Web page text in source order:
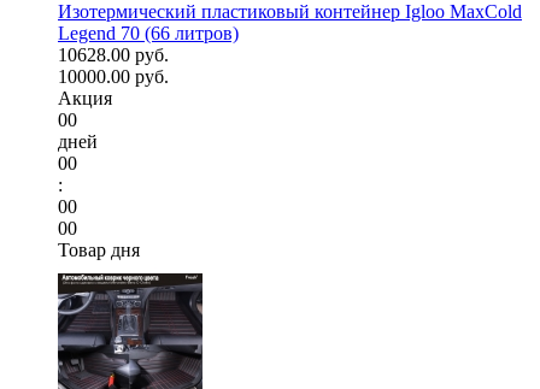
Изотермический пластиковый контейнер Igloo MaxCold
Legend 70 (66 литров)
10628.00 руб.
10000.00 руб.
Акция
00
дней
00
:
00
00
Товар дня